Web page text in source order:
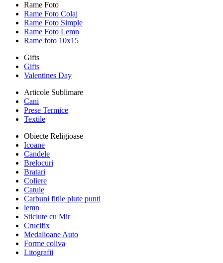
Rame Foto
Rame Foto Colaj
Rame Foto Simple
Rame Foto Lemn
Rame foto 10x15
Gifts
Gifts
Valentines Day
Articole Sublimare
Cani
Prese Termice
Textile
Obiecte Religioase
Icoane
Candele
Brelocuri
Bratari
Coliere
Catuie
Carbuni fitile plute punti
lemn
Sticlute cu Mir
Crucifix
Medalioane Auto
Forme coliva
Litografii